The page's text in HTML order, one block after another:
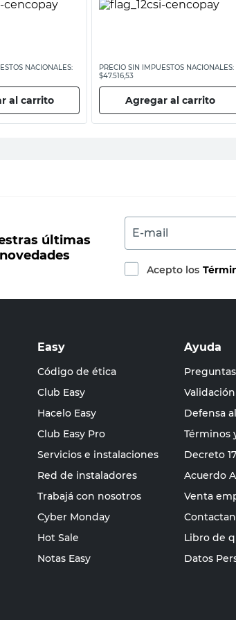
NACIONALES:
al carrito
PRECIO SIN IMPUESTOS NACIONALES:
$47.516,53
Agregar al carrito
últimas
E-mail
Acepto los
Easy
Código de ética
Club Easy
Hacelo Easy
Club Easy Pro
Servicios e instalaciones
Red de instaladores
Trabajá con nosotros
Cyber Monday
Hot Sale
Notas Easy
Ayuda
Defensa
Términos
Decreto
Acuerdo
Venta
Libro de
Datos